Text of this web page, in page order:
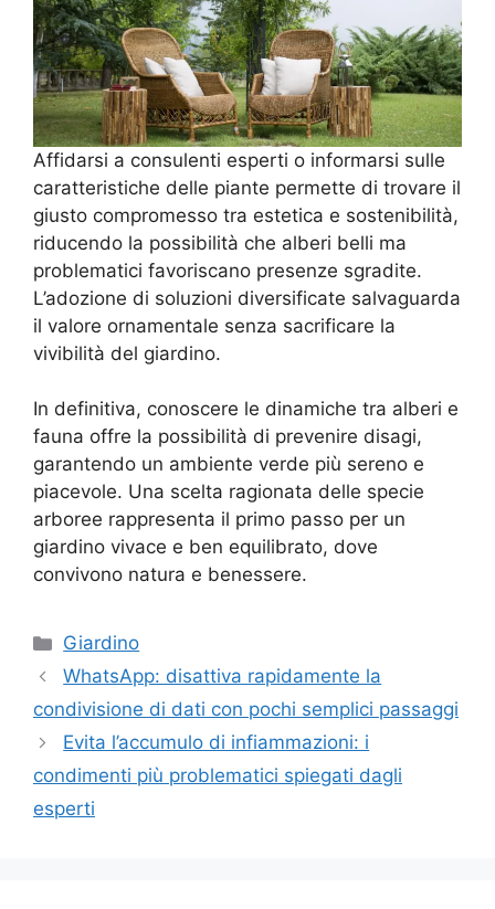
Affidarsi a consulenti esperti o informarsi sulle
caratteristiche delle piante permette di trovare il
giusto compromesso tra estetica e sostenibilità,
riducendo la possibilità che alberi belli ma
problematici favoriscano presenze sgradite.
L’adozione di soluzioni diversificate salvaguarda
il valore ornamentale senza sacrificare la
vivibilità del giardino.
In definitiva, conoscere le dinamiche tra alberi e
fauna offre la possibilità di prevenire disagi,
garantendo un ambiente verde più sereno e
piacevole. Una scelta ragionata delle specie
arboree rappresenta il primo passo per un
giardino vivace e ben equilibrato, dove
convivono natura e benessere.
Categorie
Giardino
WhatsApp: disattiva rapidamente la
condivisione di dati con pochi semplici passaggi
Evita l’accumulo di infiammazioni: i
condimenti più problematici spiegati dagli
esperti